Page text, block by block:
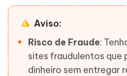
Aviso:
Risco de Fraude:
sites fraudulentos que
dinheiro sem entregar